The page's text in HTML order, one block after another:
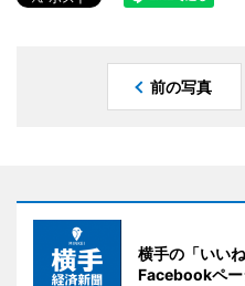
前の写真
横手の「いい
Facebookペー